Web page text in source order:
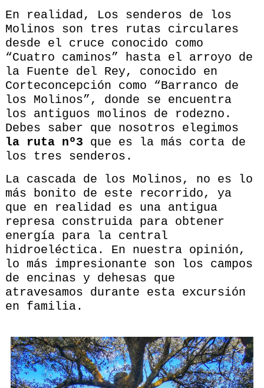
En realidad, Los senderos de los
Molinos son tres rutas circulares
desde el cruce conocido como
“Cuatro caminos” hasta el arroyo de
la Fuente del Rey, conocido en
Corteconcepción como “Barranco de
los Molinos”, donde se encuentra
los antiguos molinos de rodezno.
Debes saber que nosotros elegimos
la ruta nº3 que es la más corta de
los tres senderos.
La cascada de los Molinos, no es lo
más bonito de este recorrido, ya
que en realidad es una antigua
represa construida para obtener
energía para la central
hidroeléctica. En nuestra opinión,
lo más impresionante son los campos
de encinas y dehesas que
atravesamos durante esta excursión
en familia.